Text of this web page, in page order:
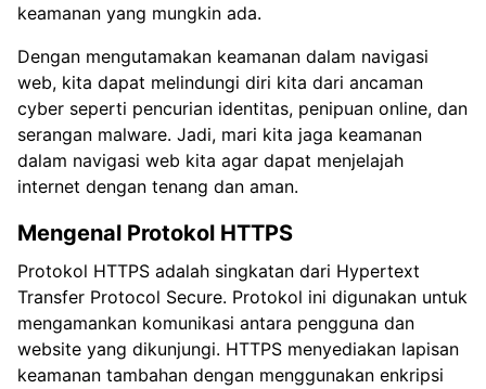
keamanan yang mungkin ada.
Dengan mengutamakan keamanan dalam navigasi
web, kita dapat melindungi diri kita dari ancaman
cyber seperti pencurian identitas, penipuan online, dan
serangan malware. Jadi, mari kita jaga keamanan
dalam navigasi web kita agar dapat menjelajah
internet dengan tenang dan aman.
Mengenal Protokol HTTPS
Protokol HTTPS adalah singkatan dari Hypertext
Transfer Protocol Secure. Protokol ini digunakan untuk
mengamankan komunikasi antara pengguna dan
website yang dikunjungi. HTTPS menyediakan lapisan
keamanan tambahan dengan menggunakan enkripsi